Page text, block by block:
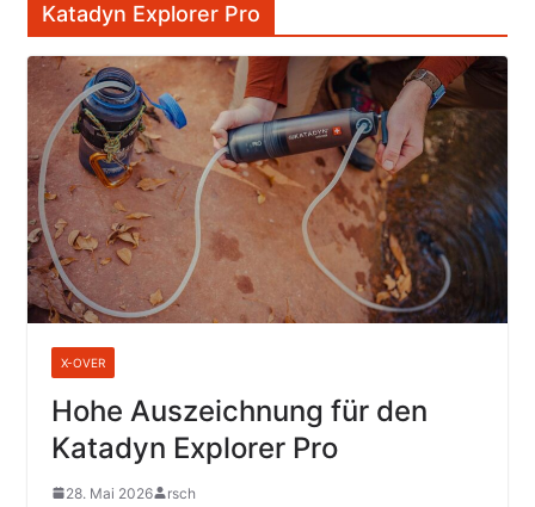
Katadyn Explorer Pro
X-OVER
Hohe Auszeichnung für den
Katadyn Explorer Pro
28. Mai 2026
rsch